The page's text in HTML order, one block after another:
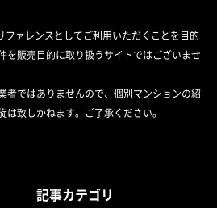
ァレンスとしてご利用いただくことを目的
を販売目的に取り扱うサイトではございませ
者ではありませんので、個別マンションの紹
致しかねます。ご了承ください。
記事カテゴリ